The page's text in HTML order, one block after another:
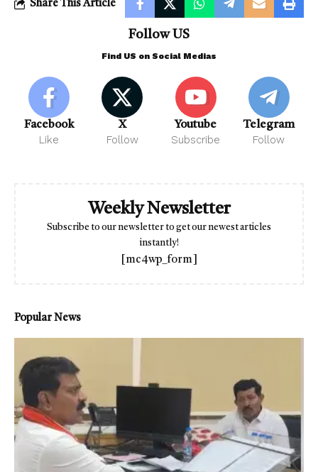
Share This Article
Follow US
Find US on Social Medias
Facebook
Like
X
Follow
Youtube
Subscribe
Telegram
Follow
Weekly Newsletter
Subscribe to our newsletter to get our newest articles
instantly!
[mc4wp_form]
Popular News